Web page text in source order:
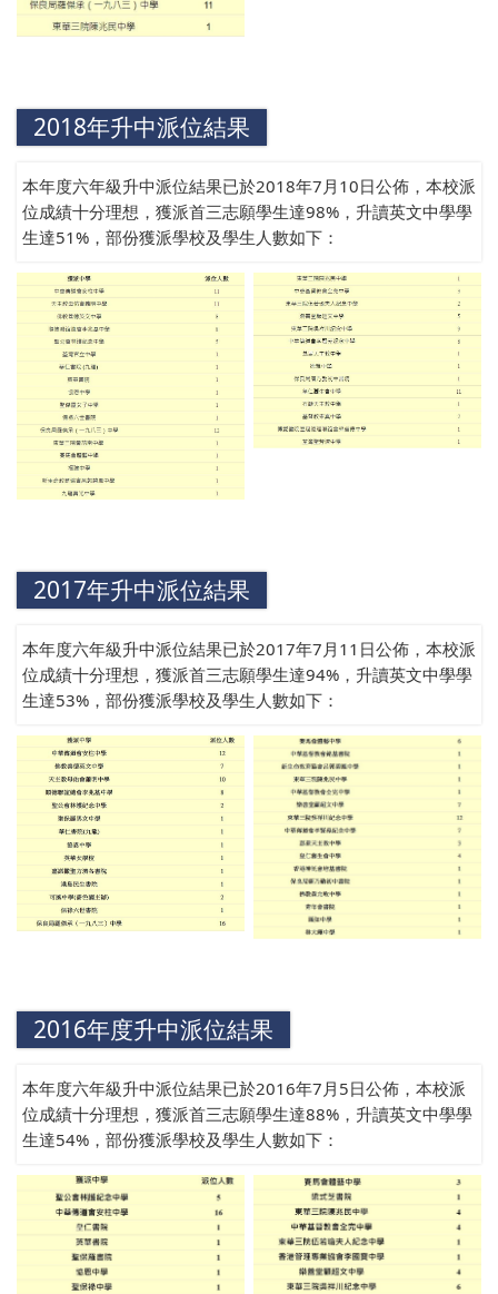
2018年升中派位結果
本年度六年級升中派位結果已於2018年7月10日公佈，本校派
位成績十分理想，獲派首三志願學生達98%，升讀英文中學學
生達51%，部份獲派學校及學生人數如下：
2017年升中派位結果
本年度六年級升中派位結果已於2017年7月11日公佈，本校派
位成績十分理想，獲派首三志願學生達94%，升讀英文中學學
生達53%，部份獲派學校及學生人數如下：
2016年度升中派位結果
本年度六年級升中派位結果已於2016年7月5日公佈，本校派
位成績十分理想，獲派首三志願學生達88%，升讀英文中學學
生達54%，部份獲派學校及學生人數如下：